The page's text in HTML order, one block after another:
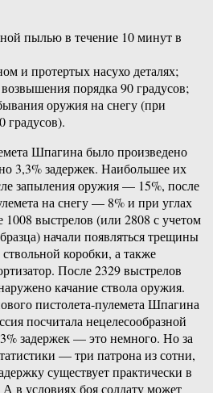
пылью в течение 10 минут в
и протертых насухо деталях;
порядка 90 градусов;
оружия на снегу (при
градусов).
Шпагина было произведено
3,3% задержек. Наибольшее их
запыления оружия — 15%, после
на снегу — 8% и при углах
выстрелов (или 2808 с учетом
начали появляться трещины
коробки, а также
После 2329 выстрелов
качание ствола оружия.
пистолета-пулемета Шпагина
посчитала нецелесообразной
задержек — это немного. Но за
— три патрона из сотни,
существует практически в
в условиях боя солдату может